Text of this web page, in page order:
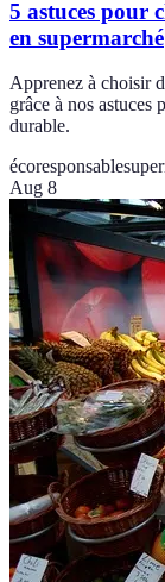
5 astuces pour
en supermarché
Apprenez à choisir
grâce à nos astuces
durable.
écoresponsable
Aug 8